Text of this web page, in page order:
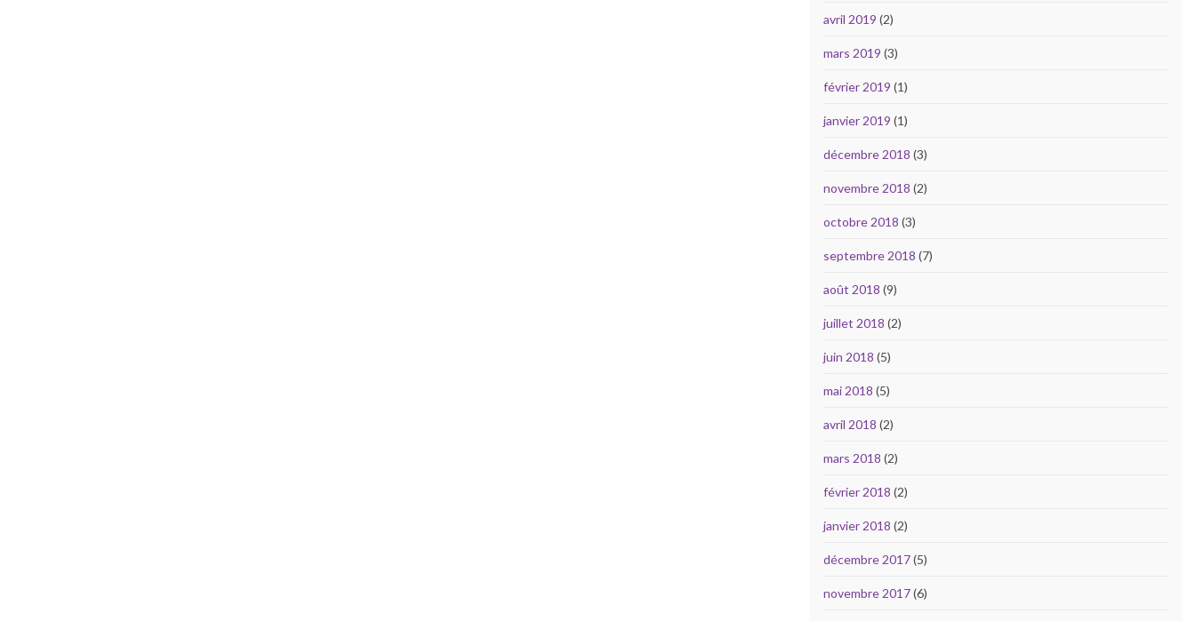
avril 2019 (2)
mars 2019 (3)
février 2019 (1)
janvier 2019 (1)
décembre 2018 (3)
novembre 2018 (2)
octobre 2018 (3)
septembre 2018 (7)
août 2018 (9)
juillet 2018 (2)
juin 2018 (5)
mai 2018 (5)
avril 2018 (2)
mars 2018 (2)
février 2018 (2)
janvier 2018 (2)
décembre 2017(5)
novembre 2017(6)